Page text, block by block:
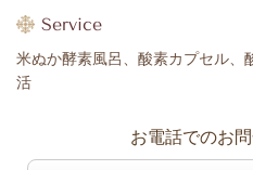
Service
米ぬか酵素風呂、酸素カプセル、
活
お電話でのお